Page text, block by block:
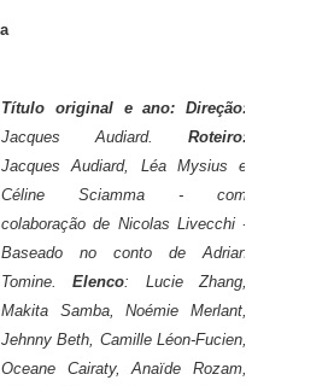
Título original e ano: Direção:
Jacques Audiard. Roteiro:
Jacques Audiard, Léa Mysius e
Céline Sciamma - com
colaboração de Nicolas Livecchi -
Baseado no conto de Adrian
Tomine.Elenco: Lucie Zhang,
Makita Samba, Noémie Merlant,
Jehnny Beth, Camille Léon-Fucien,
Oceane Cairaty,Anaïde Rozam,